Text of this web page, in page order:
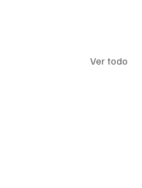
Ver todo